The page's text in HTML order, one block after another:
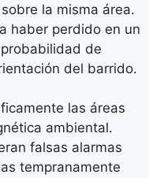
la misma área.
haber perdido en un
de
del barrido.
las áreas
ambiental.
falsas alarmas
tempranamente